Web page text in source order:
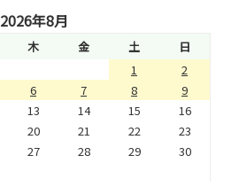
2026年8月
木 金 土
日
1
2
6 7 8
9
13 14 15
16
20 21 22
23
27 28 29
30